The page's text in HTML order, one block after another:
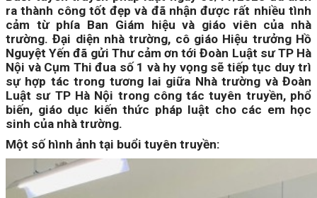
ra thành công tốt đẹp và đã nhận được rất nhiều tình
cảm từ phía Ban Giám hiệu và giáo viên của nhà
trường. Đại diện nhà trường, cô giáo Hiệu trưởng Hồ
Nguyệt Yến đã gửi Thư cảm ơn tới Đoàn Luật sư TP Hà
Nội và Cụm Thi đua số 1 và hy vọng sẽ tiếp tục duy trì
sự hợp tác trong tương lai giữa Nhà trường và Đoàn
Luật sư TP Hà Nội trong công tác tuyên truyền, phổ
biến, giáo dục kiến thức pháp luật cho các em học
sinh của nhà trường.
Một số hình ảnh tại buổi tuyên truyền: